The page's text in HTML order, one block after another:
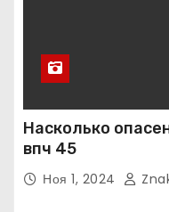
Насколько
впч 45
Ноя 1, 2024